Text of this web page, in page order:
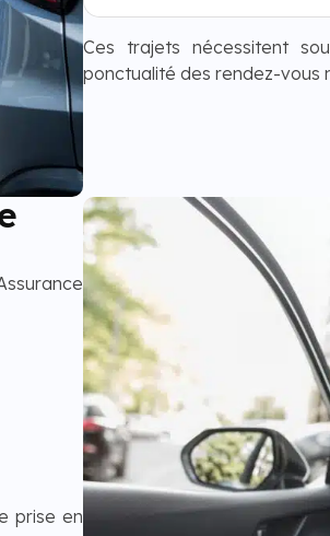
Ces trajets nécessitent
ponctualité des rendez-vous
prise en